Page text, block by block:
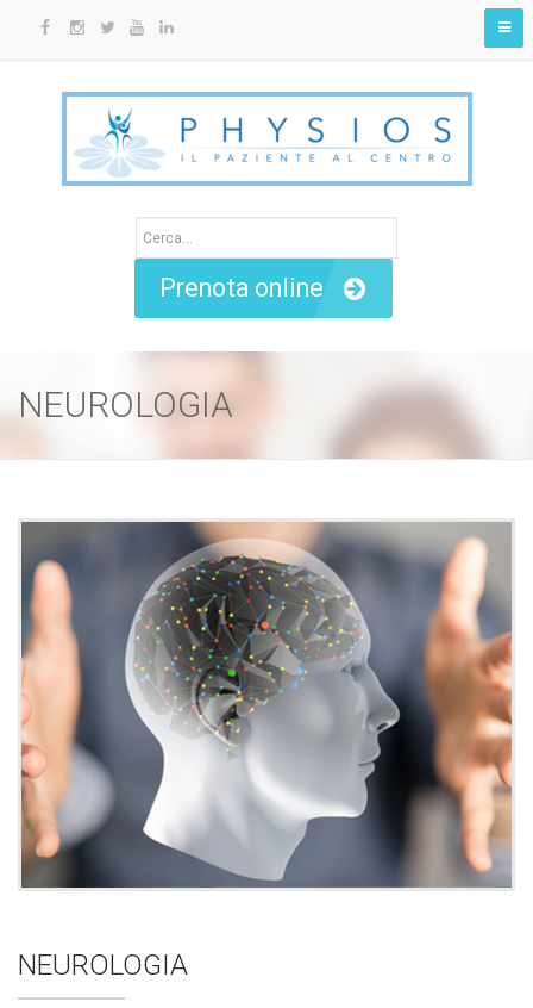
Prenota online
NEUROLOGIA
NEUROLOGIA